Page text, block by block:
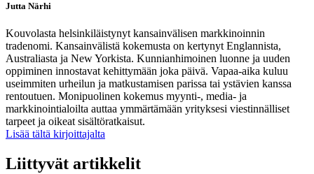
Jutta Närhi
Kouvolasta helsinkiläistynyt kansainvälisen markkinoinnin
tradenomi. Kansainvälistä kokemusta on kertynyt Englannista,
Australiasta ja New Yorkista. Kunnianhimoinen luonne ja uuden
oppiminen innostavat kehittymään joka päivä. Vapaa-aika kuluu
useimmiten urheilun ja matkustamisen parissa tai ystävien kanssa
rentoutuen. Monipuolinen kokemus myynti-, media- ja
markkinointialoilta auttaa ymmärtämään yrityksesi viestinnälliset
tarpeet ja oikeat sisältöratkaisut.
Lisää tältä kirjoittajalta
Liittyvät artikkelit